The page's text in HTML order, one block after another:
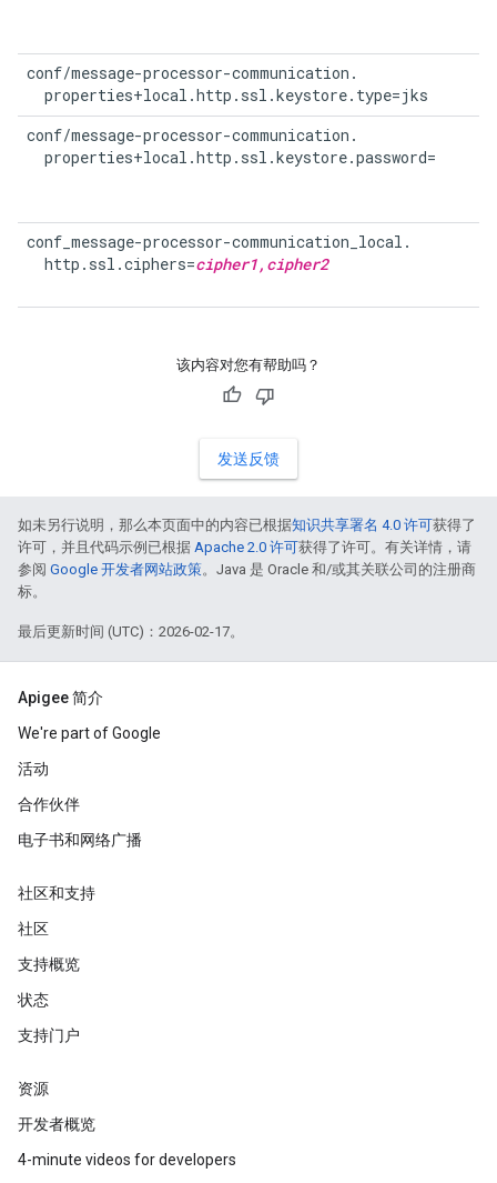
conf/message-processor-communication.
  properties+local.http.ssl.keystore.type=jks
conf/message-processor-communication.
  properties+local.http.ssl.keystore.password=
conf_message-processor-communication_local.
  http.ssl.ciphers=
cipher1,cipher2
该内容对您有帮助吗？
发送反馈
如未另行说明，那么本页面中的内容已根据知识共享署名 4.0 许可获得了
许可，并且代码示例已根据 Apache 2.0 许可获得了许可。有关详情，请
参阅 Google 开发者网站政策。Java 是 Oracle 和/或其关联公司的注册商
标。
最后更新时间 (UTC)：2026-02-17。
Apigee 简介
We're part of Google
活动
合作伙伴
电子书和网络广播
社区和支持
社区
支持概览
状态
支持门户
资源
开发者概览
4-minute videos for developers